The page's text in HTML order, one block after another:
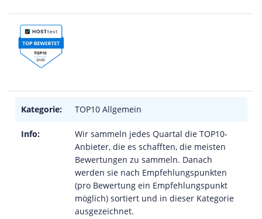
Kategorie: TOP10 Allgemein
Info:
Wir sammeln jedes Quartal die TOP10-
Anbieter, die es schafften, die meisten
Bewertungen zu sammeln. Danach
werden sie nach Empfehlungspunkten
(pro Bewertung ein Empfehlungspunkt
möglich) sortiert und in dieser Kategorie
ausgezeichnet.